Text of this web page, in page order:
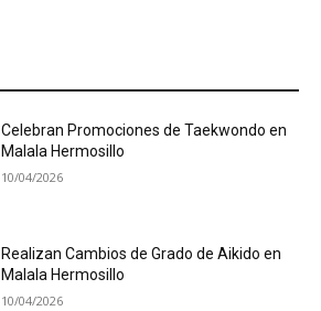
Celebran Promociones de Taekwondo en
Malala Hermosillo
10/04/2026
Realizan Cambios de Grado de Aikido en
Malala Hermosillo
10/04/2026